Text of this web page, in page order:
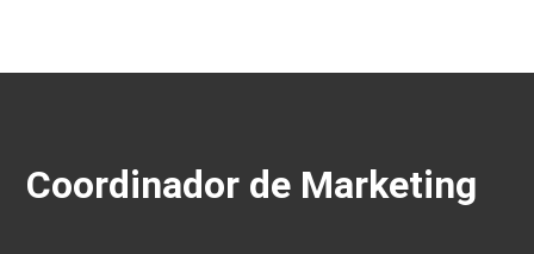
Coordinador de Marketing